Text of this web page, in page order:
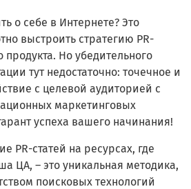
о себе в Интернете? Это
выстроить стратегию PR-
Но убедительного
тут недостаточно: точечное и
с целевой аудиторией с
маркетинговых
успеха вашего начинания!
PR-статей на ресурсах, где
ЦА, – это уникальная методика,
поисковых технологий